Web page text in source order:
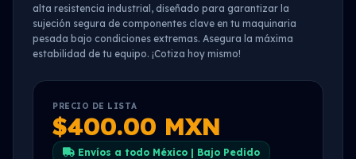
alta resistencia industrial, diseñado para garantizar la
sujeción segura de componentes clave en tu maquinaria
pesada bajo condiciones extremas. Asegura la máxima
estabilidad de tu equipo. ¡Cotiza hoy mismo!
PRECIO DE LISTA
$400.00 MXN
Envíos a todo México | Bajo Pedido